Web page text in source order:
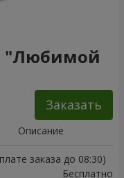
"Любимой
Заказать
Описание
заказа до 08:30)
Бесплатно